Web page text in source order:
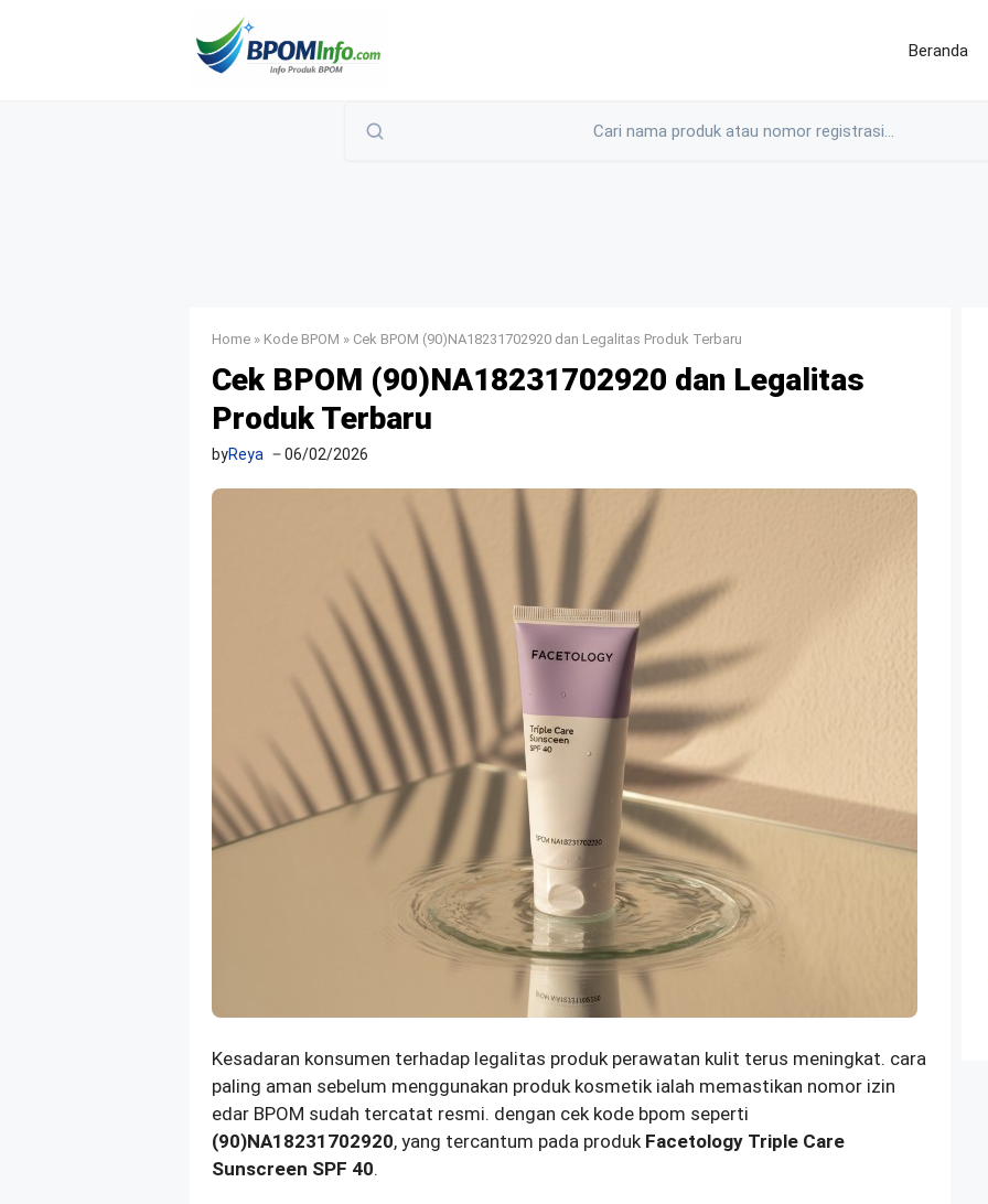
Beranda
Home » Kode BPOM » Cek BPOM (90)NA18231702920 dan Legalitas Produk Terbaru
Cek BPOM (90)NA18231702920 dan Legalitas
Produk Terbaru
byReya 06/02/2026
Kesadaran konsumen terhadap legalitas produk perawatan kulit terus meningkat. cara
paling aman sebelum menggunakan produk kosmetik ialah memastikan nomor izin
edar BPOM sudah tercatat resmi. dengan cek kode bpom seperti
(90)NA18231702920, yang tercantum pada produk Facetology Triple Care
Sunscreen SPF 40.